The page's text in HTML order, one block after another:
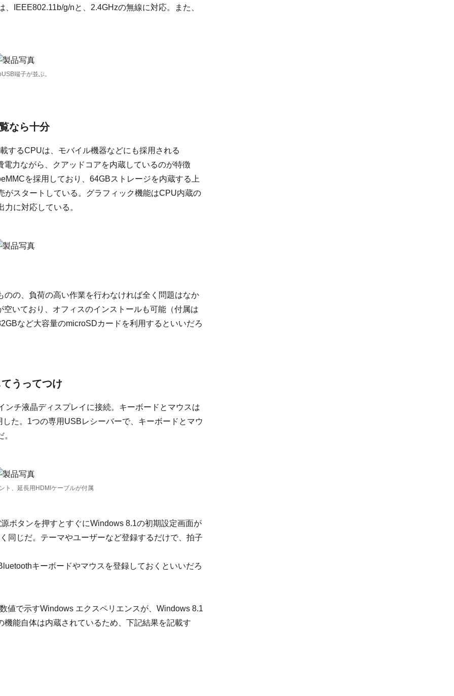
IEEE802.11b/g/nと、2.4GHzの無線に対応。また、
端子が並ぶ。
なら十分
するCPUは、モバイル機器などにも採用される
電力ながら、クアッドコアを内蔵しているのが特徴
を採用しており、64GBストレージを内蔵する上
スタートしている。グラフィック機能はCPU内蔵の
に対応している。
の、負荷の高い作業を行わなければ全く問題はなか
いており、オフィスのインストールも可能（付属は
など大容量のmicroSDカードを利用するといいだろ
うってつけ
チ液晶ディスプレイに接続。キーボードとマウスは
た。1つの専用USBレシーバーで、キーボードとマウ
ト、延長用HDMIケーブルが付属
ボタンを押すとすぐにWindows 8.1の初期設定画面が
同じだ。テーマやユーザーなど登録するだけで、拍子
キーボードやマウスを登録しておくといいだろ
値で示すWindows エクスペリエンスが、Windows 8.1
能自体は内蔵されているため、下記結果を記載す